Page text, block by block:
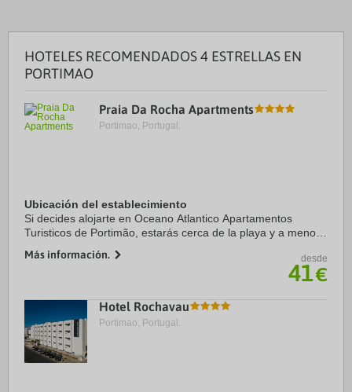
HOTELES RECOMENDADOS 4 ESTRELLAS EN
PORTIMAO
Praia Da Rocha Apartments
Portimao, Portugal.
Ubicación del establecimiento
Si decides alojarte en Oceano Atlantico Apartamentos
Turisticos de Portimão, estarás cerca de la playa y a menos
Alvor. Además, este apartotel para ...
Más información. desde
41€
Hotel Rochavau
Portimao, Portugal.